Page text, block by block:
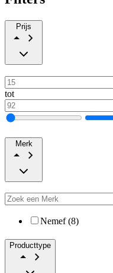
Prijs
tot
Merk
Nemef (8)
Producttype